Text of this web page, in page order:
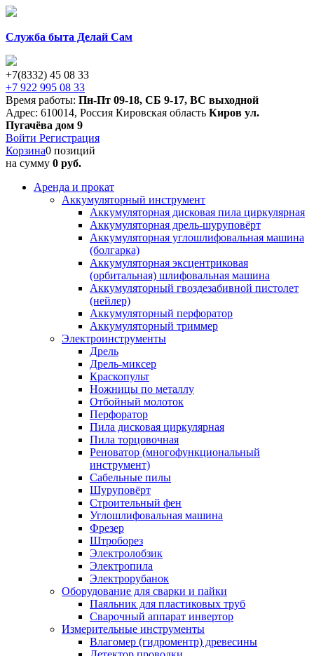
Служба быта Делай Сам
+7(8332) 45 08 33
+7 922 995 08 33
Время работы: Пн-Пт 09-18, СБ 9-17, ВС выходной
Адрес: 610014, Россия Кировская область Киров ул.
Пугачёва дом 9
Войти Регистрация
Корзина0 позиций
на сумму 0 руб.
Аренда и прокат
Аккумуляторный инструмент
Аккумуляторная дисковая пила циркулярная
Аккумуляторная дрель-шуруповёрт
Аккумуляторная углошлифовальная машина
(болгарка)
Аккумуляторная эксцентриковая
(орбитальная) шлифовальная машина
Аккумуляторный гвоздезабивной пистолет
(нейлер)
Аккумуляторный перфоратор
Аккумуляторный триммер
Электроинструменты
Дрель
Дрель-миксер
Краскопульт
Ножницы по металлу
Отбойный молоток
Перфоратор
Пила дисковая циркулярная
Пила торцовочная
Реноватор (многофункциональный
инструмент)
Сабельные пилы
Шуруповёрт
Строительный фен
Углошлифовальная машина
Фрезер
Штроборез
Электролобзик
Электропила
Электрорубанок
Оборудование для сварки и пайки
Паяльник для пластиковых труб
Сварочный аппарат инвертор
Измерительные инструменты
Влагомер (гидроментр) древесины